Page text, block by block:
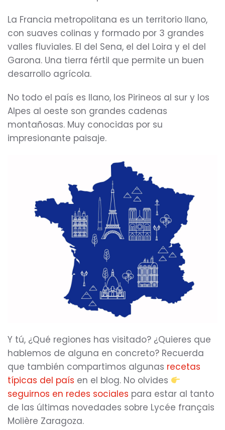
La Francia metropolitana es un territorio llano,
con suaves colinas y formado por 3 grandes
valles fluviales. El del Sena, el del Loira y el del
Garona. Una tierra fértil que permite un buen
desarrollo agrícola.
No todo el país es llano, los Pirineos al sur y los
Alpes al oeste son grandes cadenas
montañosas. Muy conocidas por su
impresionante paisaje.
Y tú, ¿Qué regiones has visitado? ¿Quieres que
hablemos de alguna en concreto? Recuerda
que también compartimos algunas recetas
típicas del país en el blog. No olvides
seguirnos en redes sociales para estar al tanto
de las últimas novedades sobre Lycée français
Molière Zaragoza.